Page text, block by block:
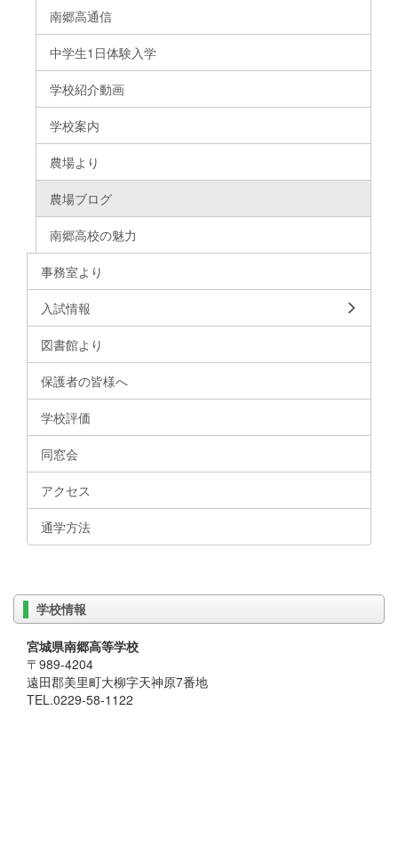
南郷高通信
中学生1日体験入学
学校紹介動画
学校案内
農場より
農場ブログ
南郷高校の魅力
事務室より
入試情報
図書館より
保護者の皆様へ
学校評価
同窓会
アクセス
通学方法
学校情報
宮城県南郷高等学校
〒989-4204
遠田郡美里町大柳字天神原7番地
TEL.0229-58-1122